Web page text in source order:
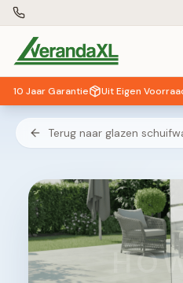
10 Jaar Garantie Uit Eigen
Terug naar glazen